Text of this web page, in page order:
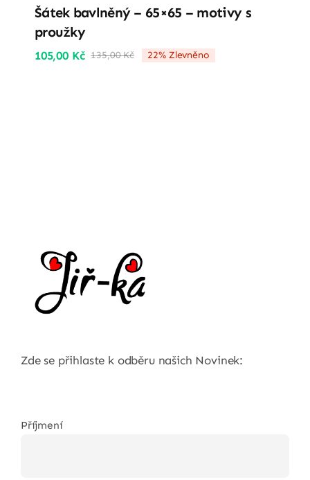
Šátek bavlněný – 65×65 – motivy s
proužky
135,00KčPůvodní
105,00 Kč
Aktuální
22% Zlevněno
Zde se přihlaste k odběru našich Novinek:
Příjmení